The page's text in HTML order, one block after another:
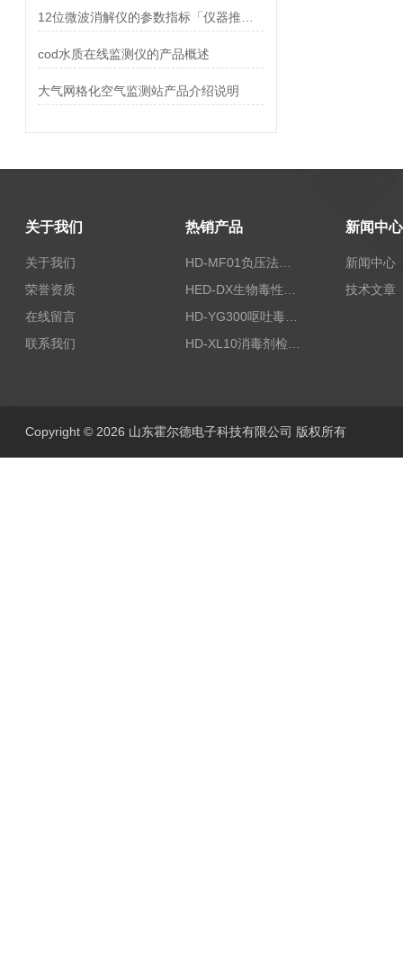
cod水质在线监测仪的产品概述
大气网格化空气监测站产品介绍说明
关于我们
关于我们
荣誉资质
在线留言
联系我们
热销产品
HD-MF01负压法密封性测试仪
新闻中心
新闻中心
技术文章
Copyright © 2026 山东霍尔德电子科技有限公司 版权所有